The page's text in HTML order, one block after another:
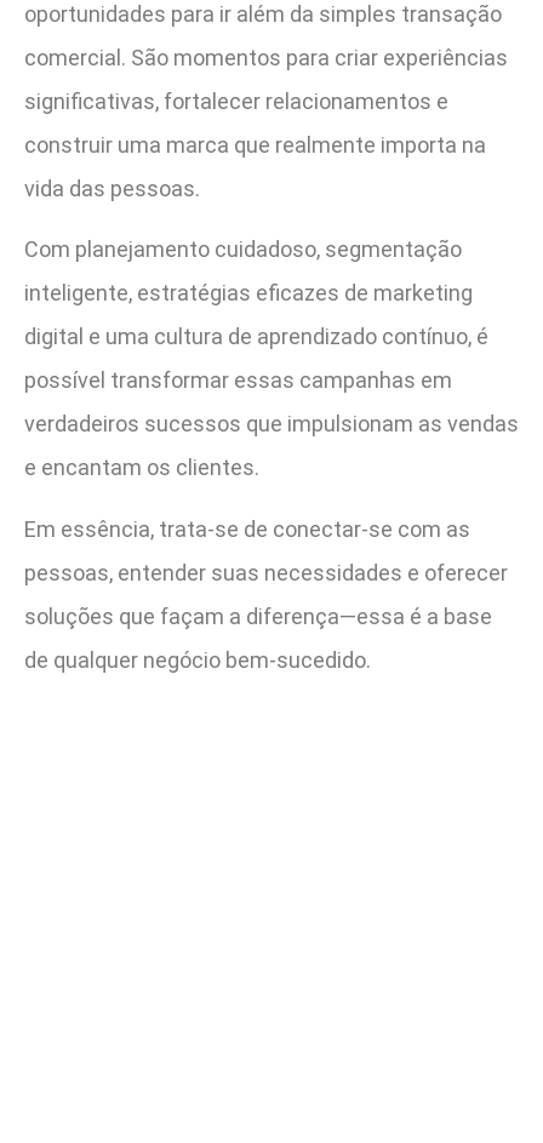
oportunidades para ir além da simples transação
comercial. São momentos para criar experiências
significativas, fortalecer relacionamentos e
construir uma marca que realmente importa na
vida das pessoas.
Com planejamento cuidadoso, segmentação
inteligente, estratégias eficazes de marketing
digital e uma cultura de aprendizado contínuo, é
possível transformar essas campanhas em
verdadeiros sucessos que impulsionam as vendas
e encantam os clientes.
Em essência, trata-se de conectar-se com as
pessoas, entender suas necessidades e oferecer
soluções que façam a diferença—essa é a base
de qualquer negócio bem-sucedido.